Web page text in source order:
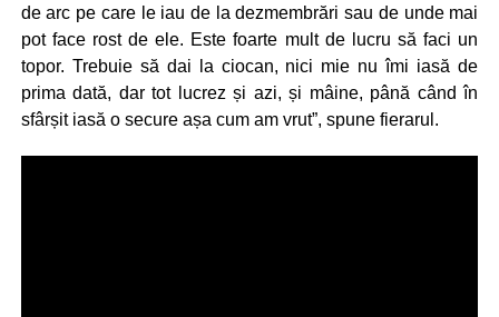
de arc pe care le iau de la dezmembrări sau de unde mai
pot face rost de ele. Este foarte mult de lucru să faci un
topor. Trebuie să dai la ciocan, nici mie nu îmi iasă de
prima dată, dar tot lucrez și azi, și mâine, până când în
sfârșit iasă o secure așa cum am vrut”, spune fierarul.